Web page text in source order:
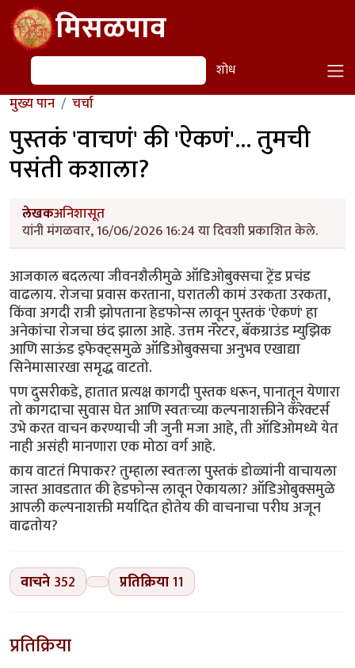
Skip to main contentमिसळपाव
शोध शोध
मुख्य पान चर्चा
पुस्तकं 'वाचणं' की 'ऐकणं'... तुमची
पसंती कशाला?
लेखकअनिशासूत
यांनी मंगळवार, 16/06/2026 16:24 या दिवशी प्रकाशित केले.
आजकाल बदलत्या जीवनशैलीमुळे ऑडिओबुक्सचा ट्रेंड प्रचंड
वाढलाय. रोजचा प्रवास करताना, घरातली कामं उरकता उरकता,
किंवा अगदी रात्री झोपताना हेडफोन्स लावून पुस्तकं 'ऐकणं' हा
अनेकांचा रोजचा छंद झाला आहे. उत्तम नॅरेटर, बॅकग्राउंड म्युझिक
आणि साऊंड इफेक्ट्समुळे ऑडिओबुक्सचा अनुभव एखाद्या
सिनेमासारखा समृद्ध वाटतो.
पण दुसरीकडे, हातात प्रत्यक्ष कागदी पुस्तक धरून, पानातून येणारा
तो कागदाचा सुवास घेत आणि स्वतःच्या कल्पनाशक्तीने कॅरेक्टर्स
उभे करत वाचन करण्याची जी जुनी मजा आहे, ती ऑडिओमध्ये येत
नाही असंही मानणारा एक मोठा वर्ग आहे.
काय वाटतं मिपाकर? तुम्हाला स्वतःला पुस्तकं डोळ्यांनी वाचायला
जास्त आवडतात की हेडफोन्स लावून ऐकायला? ऑडिओबुक्समुळे
आपली कल्पनाशक्ती मर्यादित होतेय की वाचनाचा परीघ अजून
वाढतोय?
वाचने 352 प्रतिक्रिया11
प्रतिक्रिया